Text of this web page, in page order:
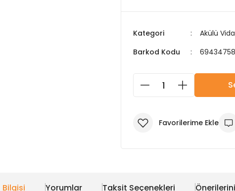
Kategori
Akülü
Barkod Kodu
Bilgisi Yorumlar Taksit Seçenekleri